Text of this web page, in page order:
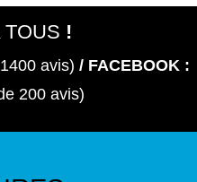
TOUS !
avis) / FACEBOOK :
200 avis)